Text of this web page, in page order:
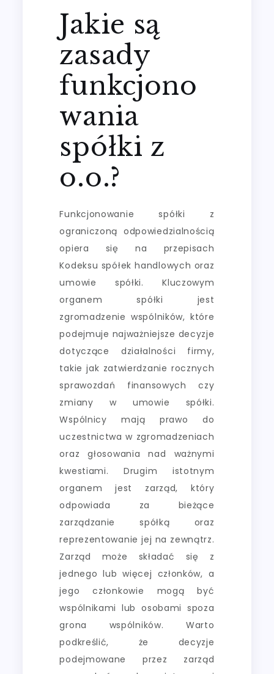
Jakie są
zasady
funkcjono
wania
spółki z
o.o.?
Funkcjonowanie spółki z
ograniczoną odpowiedzialnością
opiera się na przepisach
Kodeksu spółek handlowych oraz
umowie spółki. Kluczowym
organem spółki jest
zgromadzenie wspólników, które
podejmuje najważniejsze decyzje
dotyczące działalności firmy,
takie jak zatwierdzanie rocznych
sprawozdań finansowych czy
zmiany w umowie spółki.
Wspólnicy mają prawo do
uczestnictwa w zgromadzeniach
oraz głosowania nad ważnymi
kwestiami. Drugim istotnym
organem jest zarząd, który
odpowiada za bieżące
zarządzanie spółką oraz
reprezentowanie jej na zewnątrz.
Zarząd może składać się z
jednego lub więcej członków, a
jego członkowie mogą być
wspólnikami lub osobami spoza
grona wspólników. Warto
podkreślić, że decyzje
podejmowane przez zarząd